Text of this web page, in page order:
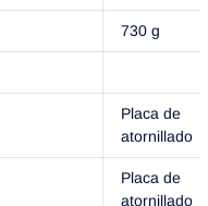
730 g
Placa de
atornillado
Placa de
atornillado